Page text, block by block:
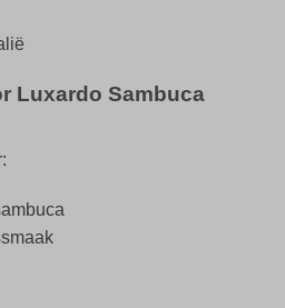
Luxardo Sambuca